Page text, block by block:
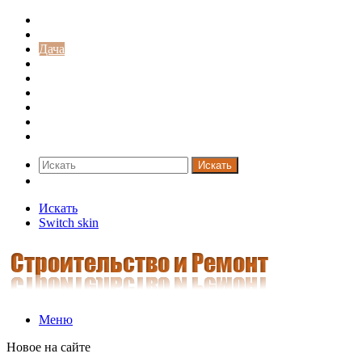
Дача
Искать
Искать
Switch skin
Меню
Новое на сайте